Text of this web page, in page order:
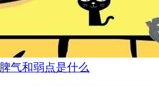
气和弱点是什么